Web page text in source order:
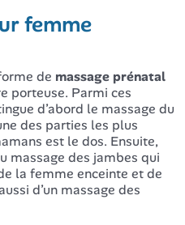
femme
de massage prénatal
porteuse. Parmi ces
d’abord le massage du
des parties les plus
est le dos. Ensuite,
massage des jambes qui
la femme enceinte et de
d’un massage des